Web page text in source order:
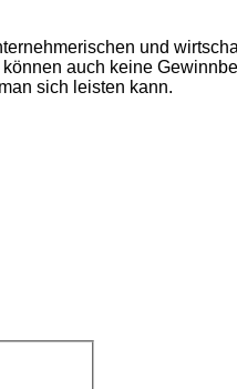
und
auch keine
sich leisten kann.